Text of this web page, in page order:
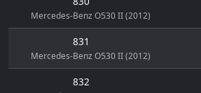
Mercedes-Benz O530 II (2012)
831
Mercedes-Benz O530 II (2012)
832